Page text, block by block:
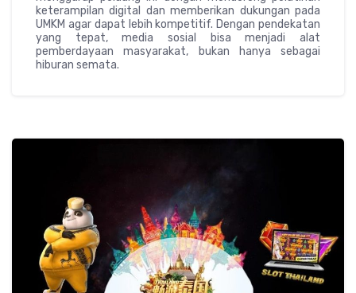
keterampilan digital dan memberikan dukungan pada
UMKM agar dapat lebih kompetitif. Dengan pendekatan
yang tepat, media sosial bisa menjadi alat
pemberdayaan masyarakat, bukan hanya sebagai
hiburan semata.